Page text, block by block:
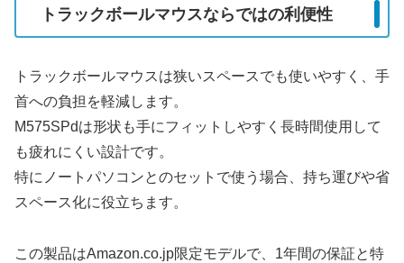
トラックボールマウスならではの利便性
トラックボールマウスは狭いスペースでも使いやすく、手
首への負担を軽減します。
M575SPdは形状も手にフィットしやすく長時間使用して
も疲れにくい設計です。
特にノートパソコンとのセットで使う場合、持ち運びや省
スペース化に役立ちます。
この製品はAmazon.co.jp限定モデルで、1年間の保証と特